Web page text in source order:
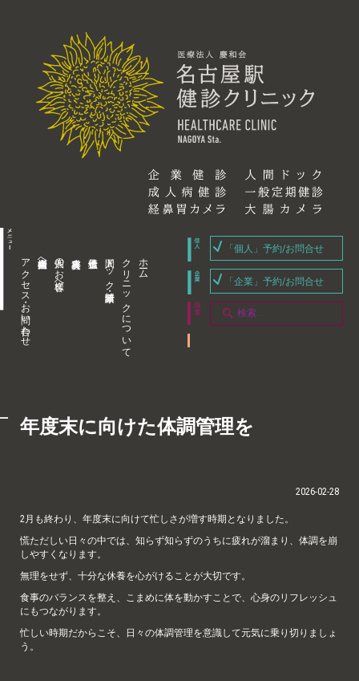
アクセス・お問い合わせ 企業内担当者様へ 個人のお客様へ 人間ドック・健康診断 クリニックについて ホーム
「個人」予約/お問合せ
「企業」予約/お問合せ
年度末に向けた体調管理を
2026-02-28
2月も終わり、年度末に向けて忙しさが増す時期となりました。
慌ただしい日々の中では、知らず知らずのうちに疲れが溜まり、体調を崩
しやすくなります。
無理をせず、十分な休養を心がけることが大切です。
食事のバランスを整え、こまめに体を動かすことで、心身のリフレッシュ
にもつながります。
忙しい時期だからこそ、日々の体調管理を意識して元気に乗り切りましょ
う。